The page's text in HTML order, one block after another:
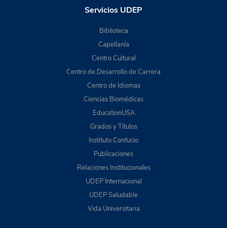
Servicios UDEP
Biblioteca
Capellanía
Centro Cultural
Centro de Desarrollo de Carrera
Centro de Idiomas
Ciencias Biomédicas
EducationUSA
Grados y Títulos
Instituto Confucio
Publicaciones
Relaciones Institucionales
UDEP Internacional
UDEP Saludable
Vida Universitaria